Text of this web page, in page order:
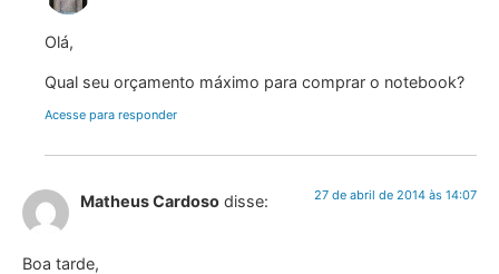
Olá,
Qual seu orçamento máximo para comprar o notebook?
Acesse para responder
Matheus Cardoso disse: 27 de abril de 2014 às 14:07
Boa tarde,